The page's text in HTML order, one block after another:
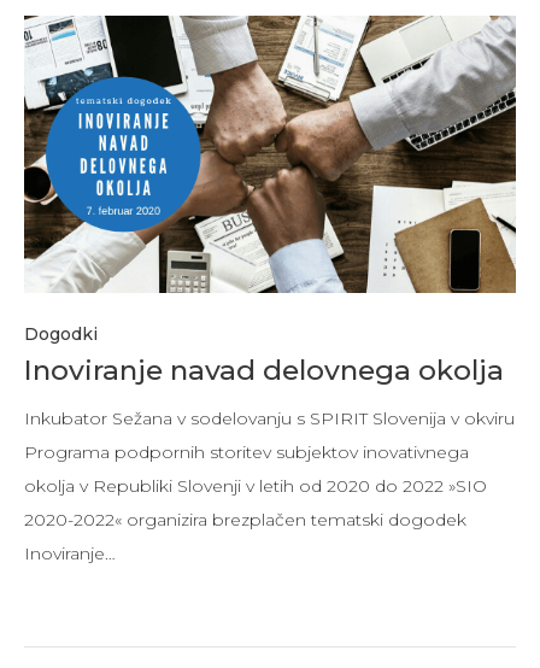
Dogodki
Inoviranje navad delovnega okolja
Inkubator Sežana v sodelovanju s SPIRIT Slovenija v okviru
Programa podpornih storitev subjektov inovativnega
okolja v Republiki Slovenji v letih od 2020 do 2022 »SIO
2020-2022« organizira brezplačen tematski dogodek
Inoviranje…